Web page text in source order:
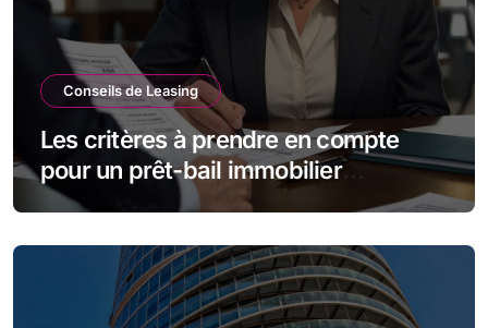
Conseils de Leasing
Les critères à prendre en compte
pour un prêt-bail immobilier
d’entreprise